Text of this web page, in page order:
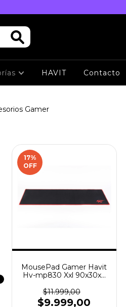
HAVIT Contacto
Gamer
17%
OFF
MousePad Gamer Havit
Hv-mp830 Xxl 90x30x3
$11.999,00
$9.999,00